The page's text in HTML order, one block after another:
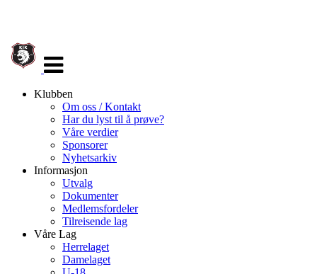
navigasjon
Klubben
Om oss / Kontakt
Har du lyst til å prøve?
Våre verdier
Sponsorer
Nyhetsarkiv
Informasjon
Utvalg
Dokumenter
Medlemsfordeler
Tilreisende lag
Våre Lag
Herrelaget
Damelaget